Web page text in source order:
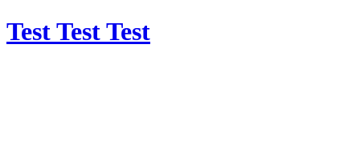
Test Test Test